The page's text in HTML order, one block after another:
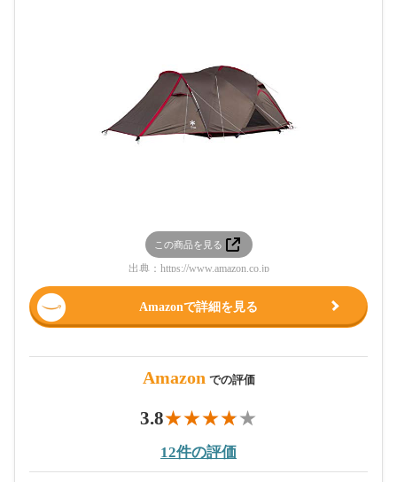
この商品を見る
出典： https://www.amazon.co.jp
Amazonで詳細を見る
Amazon での評価
3.8
12件の評価